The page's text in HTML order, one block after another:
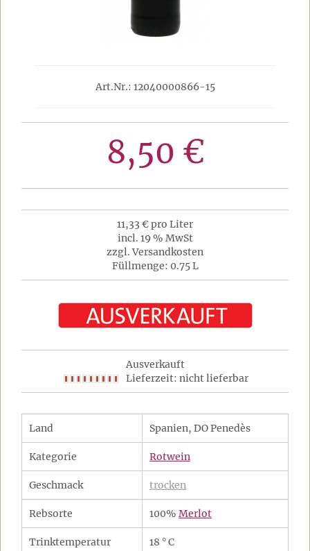
Art.Nr.: 12040000866-15
8,50 €
11,33 € pro Liter
incl. 19 % MwSt
zzgl. Versandkosten
Füllmenge: 0.75 L
Ausverkauft
Lieferzeit: nicht lieferbar
Land Spanien, DO Penedès
Kategorie Rotwein
Geschmack trocken
Rebsorte 100% Merlot
Trinktemperatur 18 ° C